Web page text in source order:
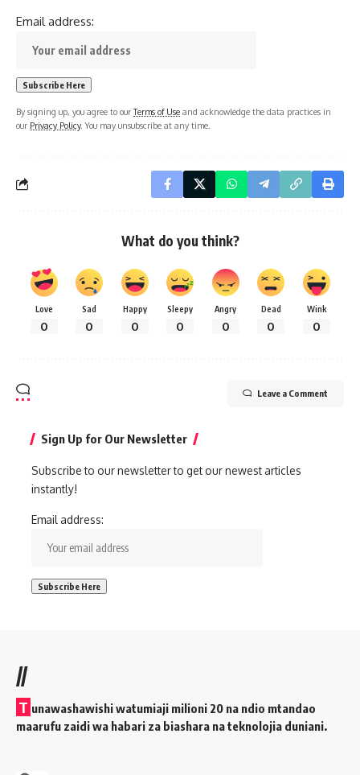
Email address:
By signing up, you agree to ourTerms of Use and acknowledge the data practices in
our Privacy Policy. You may unsubscribe at any time.
What do you think?
Love
0
Sad
0
Happy
0
Sleepy
0
Angry
0
Dead
0
Wink
0
Leave a Comment
Sign Up for Our Newsletter
Subscribe to our newsletter to get our newest articles
instantly!
Email address:
//
T unawashawishi watumiaji milioni 20 na ndio mtandao
maarufu zaidi wa habari za biashara na teknolojia duniani.